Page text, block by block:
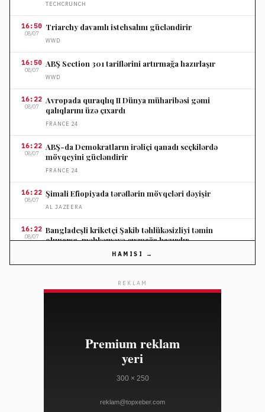
TECHCRUNCH
16:50
08/07
Triarchy davamlı istehsalını gücləndirir
WWD
16:50
08/07
ABŞ Section 301 tariflərini artırmağa hazırlaşır
WWD
16:22
08/07
Avropada quraqlıq II Dünya müharibəsi gəmi
qalıqlarını üzə çıxardı
FRANCE 24
16:22
08/07
ABŞ-da Demokratların irəliçi qanadı seçkilərdə
mövqeyini gücləndirir
FRANCE 24
16:22
08/07
Şimali Efiopiyada tərəflərin mövqeləri dəyişir
AL JAZEERA
16:22
08/07
Bangladeşli kriketçi Şakib təhlükəsizliyi təmin
olunarsa, məhkəməyə çıxmağa hazırdır
DEUTSCHE WELLE
Apple Telegramı bloklayıb, X platformasını saxlamağa
layihələrini dayandırmağı təklif edib
HAMISI →
REKLAM